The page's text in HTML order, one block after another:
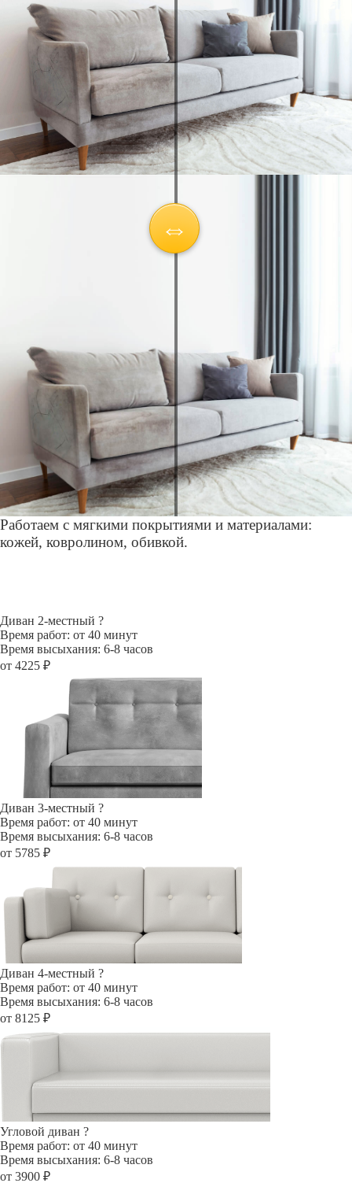
Работаем с мягкими покрытиями и материалами:
кожей, ковролином, обивкой.
Диван 2-местный ?
Время работ: от 40 минут
Время высыхания: 6-8 часов
от 4225 ₽
Диван 3-местный ?
Время работ: от 40 минут
Время высыхания: 6-8 часов
от 5785 ₽
Диван 4-местный ?
Время работ: от 40 минут
Время высыхания: 6-8 часов
от 8125 ₽
Угловой диван ?
Время работ: от 40 минут
Время высыхания: 6-8 часов
от 3900 ₽